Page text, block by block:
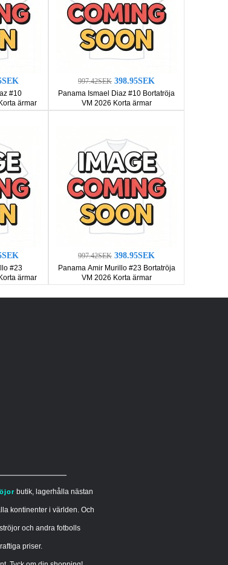
#10
ärmar
997.42SEK 398.95SEK
Panama Ismael Diaz #10 Bortatröja
VM 2026 Korta ärmar
#23
ärmar
997.42SEK 398.95SEK
Panama Amir Murillo #23 Bortatröja
VM 2026 Korta ärmar
butik, lagerhålla nästan
kontinenter i världen. Och
och andra fotbolls
priser.